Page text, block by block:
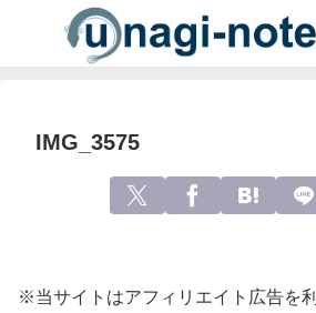
IMG_3575
※当サイトはアフィリエイト広告を